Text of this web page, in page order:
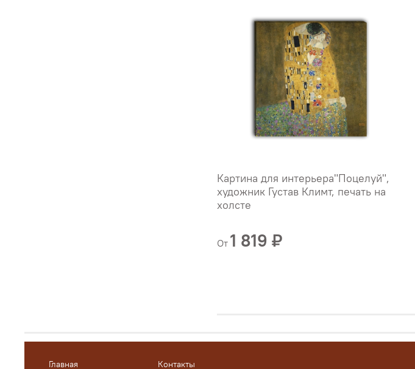
Картина для интерьера"Поцелуй",
художник Густав Климт, печать на
холсте
От 1 819 ₽
Главная Контакты